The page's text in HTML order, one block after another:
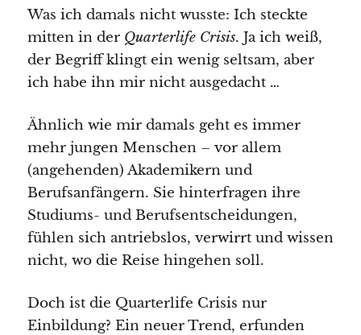
Was ich damals nicht wusste: Ich steckte
mitten in der Quarterlife Crisis. Ja ich weiß,
der Begriff klingt ein wenig seltsam, aber
ich habe ihn mir nicht ausgedacht …
Ähnlich wie mir damals geht es immer
mehr jungen Menschen – vor allem
(angehenden) Akademikern und
Berufsanfängern. Sie hinterfragen ihre
Studiums- und Berufsentscheidungen,
fühlen sich antriebslos, verwirrt und wissen
nicht, wo die Reise hingehen soll.
Doch ist die Quarterlife Crisis nur
Einbildung? Ein neuer Trend, erfunden